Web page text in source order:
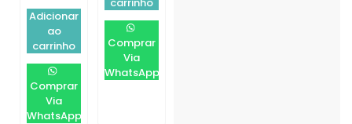
Adicionar
ao
carrinho
Comprar
Via
WhatsApp
Comprar
Via
WhatsApp